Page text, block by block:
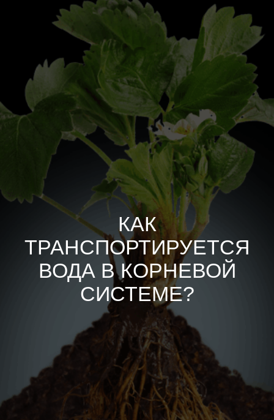
КАК
ТРАНСПОРТИРУЕТСЯ
ВОДА В КОРНЕВОЙ
СИСТЕМЕ?